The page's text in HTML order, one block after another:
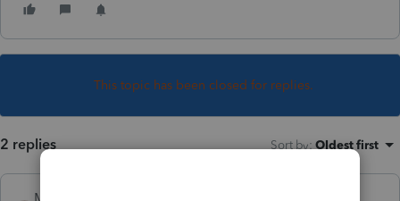
This topic has been closed for replies.
2 replies Sort by: Oldest first